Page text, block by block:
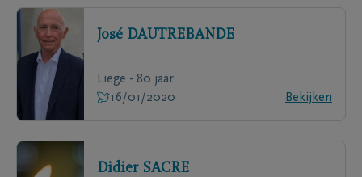
José DAUTREBANDE
Liege - 80 jaar
16/01/2020
Bekijken
Didier SACRE